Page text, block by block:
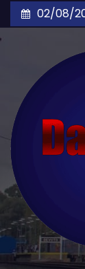
to
02/08/